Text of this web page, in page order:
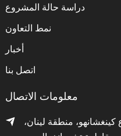
دراسة حالة المشروع
نمط التعاون
أخبار
اتصل بنا
معلومات الاتصال
كينغشانهو، منطقة لينان،